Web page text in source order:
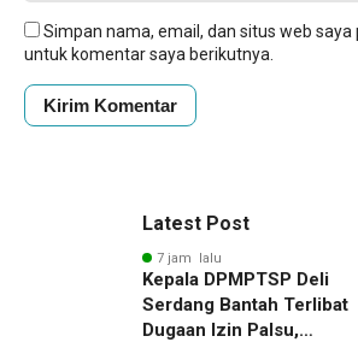
Simpan nama, email, dan situs web saya
untuk komentar saya berikutnya.
Latest Post
7 jam lalu
Kepala DPMPTSP Deli
Serdang Bantah Terlibat
Dugaan Izin Palsu,